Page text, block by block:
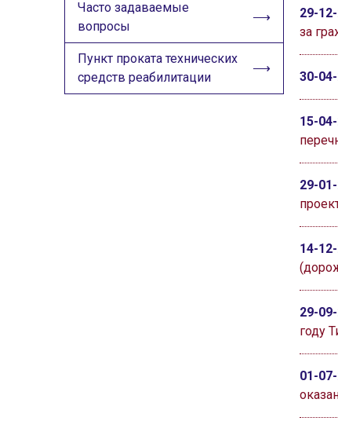
Часто задаваемые
вопросы
Пункт проката технических
средств реабилитации
29-
за
30-
15-
29-
14-
29-
году
01-